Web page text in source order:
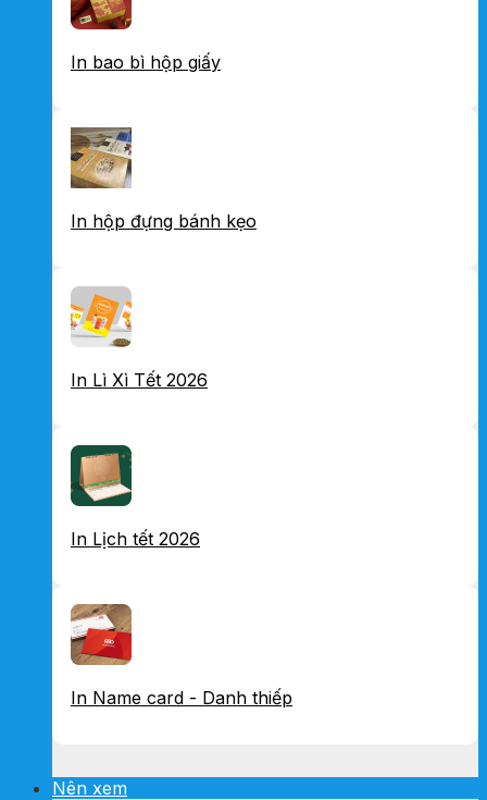
In bao bì hộp giấy
In hộp đựng bánh kẹo
In Lì Xì Tết 2026
In Lịch tết 2026
In Name card - Danh thiếp
Nên xem